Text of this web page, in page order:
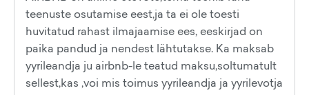
teenuste osutamise eest,ja ta ei ole toesti
huvitatud rahast ilmajaamise ees, eeskirjad on
paika pandud ja nendest lähtutakse. Ka maksab
yyrileandja ju airbnb-le teatud maksu,soltumatult
sellest,kas ,voi mis toimus yyrileandja ja yyrilevotja